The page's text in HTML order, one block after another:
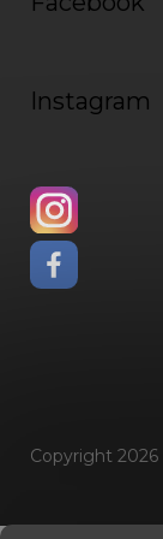
Instagram
Copyright 2026